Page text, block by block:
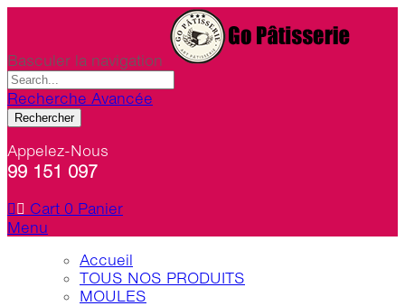
Basculer la navigation
Recherche Avancée
Rechercher
Appelez-Nous
99 151 097
Cart 0 Panier
Menu
Accueil
TOUS NOS PRODUITS
MOULES